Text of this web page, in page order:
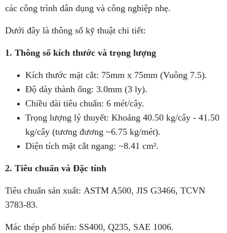
các công trình dân dụng và công nghiệp nhẹ.
Dưới đây là thông số kỹ thuật chi tiết:
1. Thông số kích thước và trọng lượng
Kích thước mặt cắt: 75mm x 75mm (Vuông 7.5).
Độ dày thành ống: 3.0mm (3 ly).
Chiều dài tiêu chuẩn: 6 mét/cây.
Trọng lượng lý thuyết: Khoảng 40.50 kg/cây - 41.50
kg/cây (tương đương ~6.75 kg/mét).
Diện tích mặt cắt ngang: ~8.41 cm².
2. Tiêu chuẩn và Đặc tính
Tiêu chuẩn sản xuất: ASTM A500, JIS G3466, TCVN
3783-83.
Mác thép phổ biến: SS400, Q235, SAE 1006.